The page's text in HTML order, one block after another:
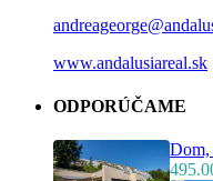
www.andalusiareal.sk
ODPORÚČAME
Dom,